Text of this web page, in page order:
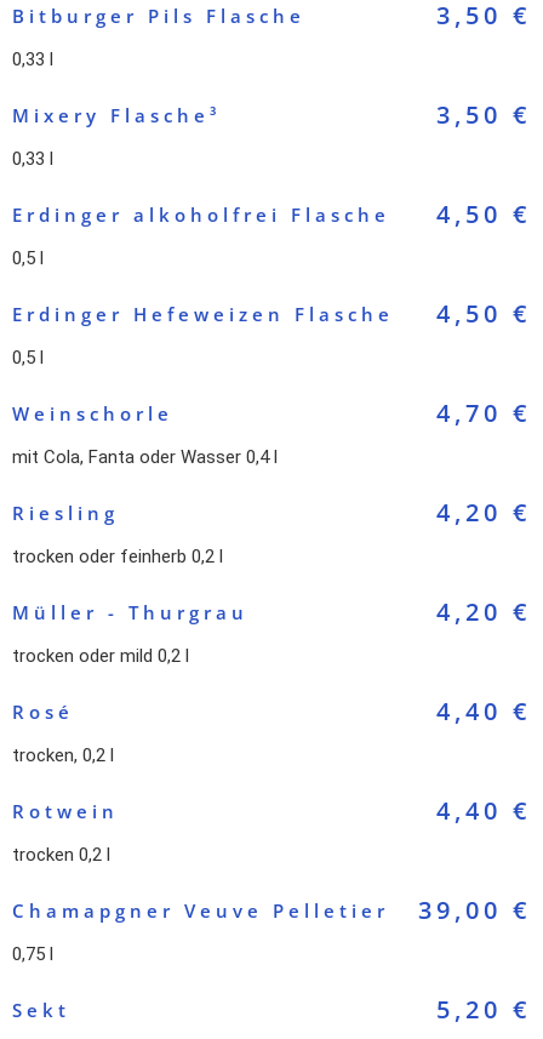
Bitburger Pils Flasche 3,50 €
0,33 l
Mixery Flasche³ 3,50 €
0,33 l
Erdinger alkoholfrei Flasche 4,50 €
0,5 l
Erdinger Hefeweizen Flasche 4,50 €
0,5 l
Weinschorle 4,70 €
mit Cola, Fanta oder Wasser 0,4 l
Riesling 4,20 €
trocken oder feinherb 0,2 l
Müller - Thurgrau 4,20 €
trocken oder mild 0,2 l
Rosé 4,40 €
trocken, 0,2 l
Rotwein 4,40 €
trocken 0,2 l
Chamapgner Veuve Pelletier 39,00 €
0,75 l
Sekt 5,20 €